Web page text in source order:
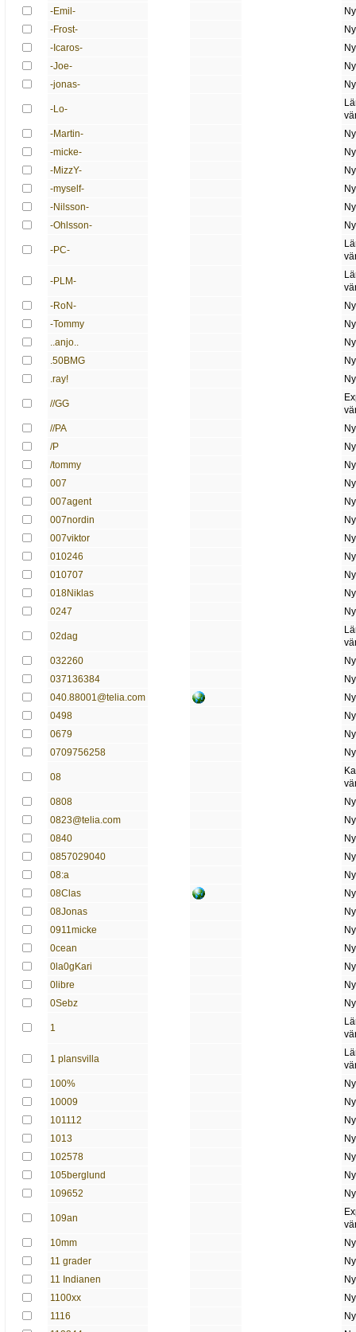
-Emil-
-Frost-
-Icaros-
-Joe-
-jonas-
-Lo-
-Martin-
-micke-
-MizzY-
-myself-
-Nilsson-
-Ohlsson-
-PC-
-PLM-
-RoN-
-Tommy
..anjo..
.50BMG
.ray!
//GG
//PA
/P
/tommy
007
007agent
007nordin
007viktor
010246
010707
018Niklas
0247
02dag
032260
037136384
040.88001@telia.com
0498
0679
0709756258
08
0808
0823@telia.com
0840
0857029040
08:a
08Clas
08Jonas
0911micke
0cean
0la0gKari
0libre
0Sebz
1
1 plansvilla
100%
10009
101112
1013
102578
105berglund
109652
109an
10mm
11 grader
11 Indianen
1100xx
1116